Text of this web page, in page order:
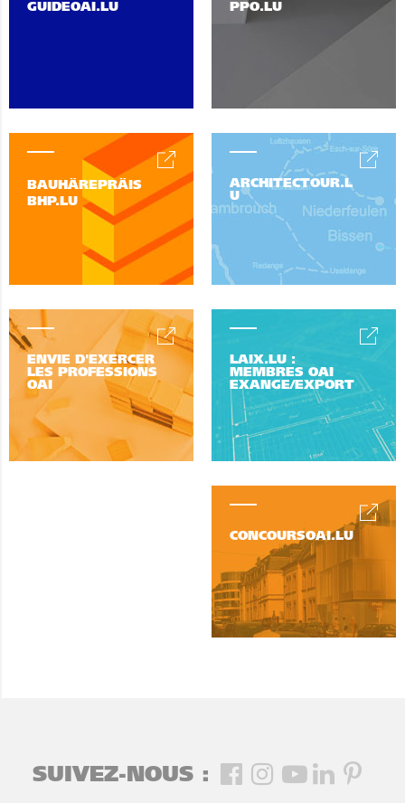
PPO.LU
GUIDEOAI.LU
BAUHÄREPRÄIS
BHP.LU
ARCHITECTOUR.L
U
ENVIE D'EXERCER
LES PROFESSIONS
OAI
LAIX.LU :
MEMBRES OAI
EXANGE/EXPORT
CONCOURSOAI.LU
SUIVEZ-NOUS :